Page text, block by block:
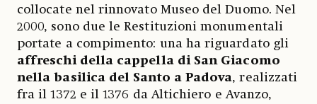
collocate nel rinnovato Museo del Duomo. Nel
2000, sono due le Restituzioni monumentali
portate a compimento: una ha riguardato gli
affreschi della cappella di San Giacomo
nella basilica del Santo a Padova, realizzati
fra il 1372 e il 1376 da Altichiero e Avanzo,